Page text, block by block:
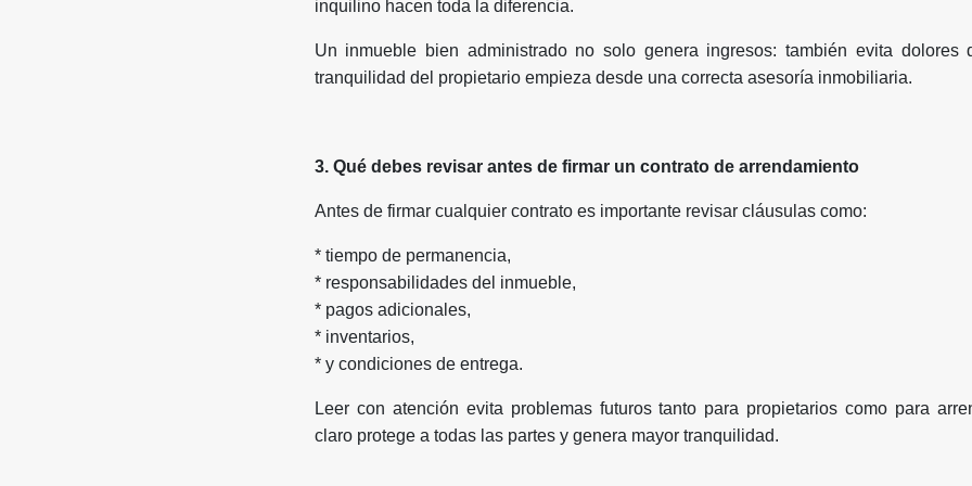
inquilino hacen toda la diferencia.
Un inmueble bien administrado no solo genera ingresos: también evita dolores
tranquilidad del propietario empieza desde una correcta asesoría inmobiliaria.
3. Qué debes revisar antes de firmar un contrato de arrendamiento
Antes de firmar cualquier contrato es importante revisar cláusulas como:
* tiempo de permanencia,
* responsabilidades del inmueble,
* pagos adicionales,
* inventarios,
* y condiciones de entrega.
Leer con atención evita problemas futuros tanto para propietarios como para
claro protege a todas las partes y genera mayor tranquilidad.